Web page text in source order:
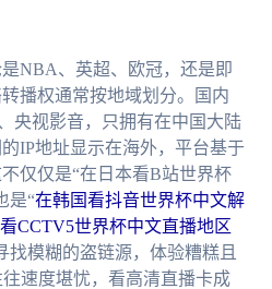
NBA、英超、欧冠，还是即
播权通常按地域划分。国内
央视影音，只拥有在中国大陆
IP地址显示在海外，平台基于
仅仅是“在日本看B站世界杯
是“在韩国看抖音世界杯中文解
CCTV5世界杯中文直播地区
找模糊的盗链源，体验糟糕且
速度堪忧，看高清直播卡成